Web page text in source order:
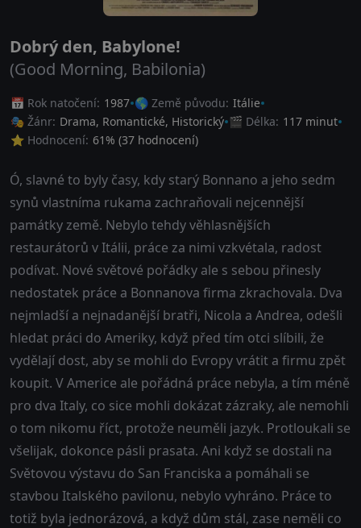
Dobrý den, Babylone!
(Good Morning, Babilonia)
📅 Rok natočení: 1987 🌎 Země původu: Itálie
🎭 Žánr: Drama, Romantické, Historický 🎬 Délka: 117 minut
⭐ Hodnocení: 61% (37 hodnocení)
Ó, slavné to byly časy, kdy starý Bonnano a jeho sedm
synů vlastníma rukama zachraňovali nejcennější
památky země. Nebylo tehdy věhlasnějších
restaurátorů v Itálii, práce za nimi vzkvétala, radost
podívat. Nové světové pořádky ale s sebou přinesly
nedostatek práce a Bonnanova firma zkrachovala. Dva
nejmladší a nejnadanější bratři, Nicola a Andrea, odešli
hledat práci do Ameriky, když před tím otci slíbili, že
vydělají dost, aby se mohli do Evropy vrátit a firmu zpět
koupit. V Americe ale pořádná práce nebyla, a tím méně
pro dva Italy, co sice mohli dokázat zázraky, ale nemohli
o tom nikomu říct, protože neuměli jazyk. Protloukali se
všelijak, dokonce pásli prasata. Ani když se dostali na
Světovou výstavu do San Franciska a pomáhali se
stavbou Italského pavilonu, nebylo vyhráno. Práce to
totiž byla jednorázová, a když dům stál, zase neměli co